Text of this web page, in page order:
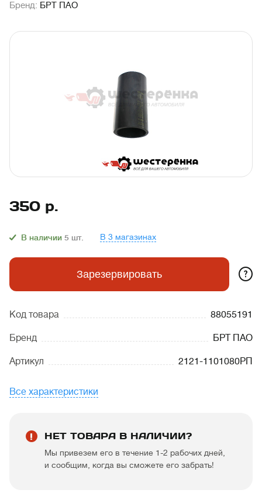
Бренд: БРТ ПАО
350 р.
В наличии 5 шт. В 3 магазинах
Зарезервировать ?
Код товара 88055191
Бренд БРТ ПАО
Артикул 2121-1101080РП
Все характеристики
НЕТ ТОВАРА В НАЛИЧИИ?
Мы привезем его в течение 1-2 рабочих дней,
и сообщим, когда вы сможете его забрать!